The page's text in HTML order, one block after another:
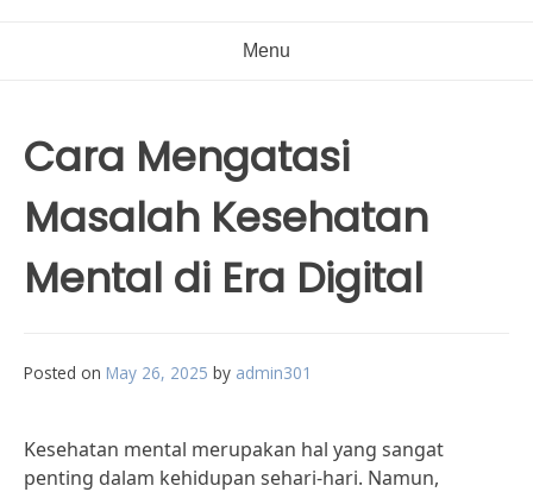
Menu
Cara Mengatasi
Masalah Kesehatan
Mental di Era Digital
Posted on May 26, 2025 by admin301
Kesehatan mental merupakan hal yang sangat
penting dalam kehidupan sehari-hari. Namun,